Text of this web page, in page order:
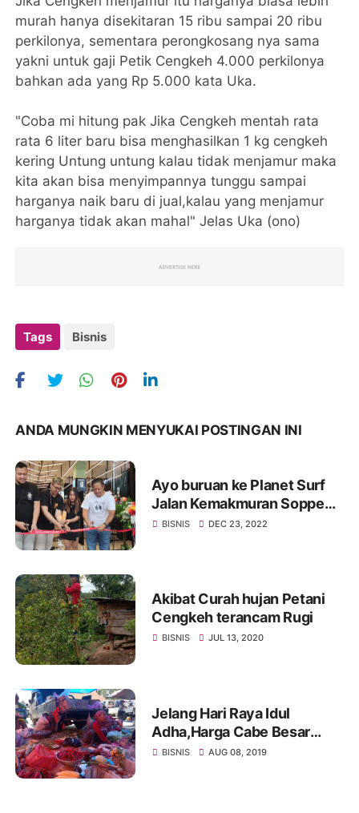
murah hanya disekitaran 15 ribu sampai 20 ribu
perkilonya, sementara perongkosang nya sama
yakni untuk gaji Petik Cengkeh 4.000 perkilonya
bahkan ada yang Rp 5.000 kata Uka.
"Coba mi hitung pak Jika Cengkeh mentah rata
rata 6 liter baru bisa menghasilkan 1 kg cengkeh
kering Untung untung kalau tidak menjamur maka
kita akan bisa menyimpannya tunggu sampai
harganya naik baru di jual,kalau yang menjamur
harganya tidak akan mahal" Jelas Uka (ono)
Tags Bisnis
ANDA MUNGKIN MENYUKAI POSTINGAN INI
Ayo buruan ke Planet Surf
Jalan Kemakmuran Soppeng
dapatkan diskon hingga 50%
BISNIS DEC 23, 2022
Akibat Curah hujan Petani
Cengkeh terancam Rugi
BISNIS JUL 13, 2020
Jelang Hari Raya Idul
Adha,Harga Cabe Besar
meroket,Tomat Anjlok.
BISNIS AUG 08, 2019